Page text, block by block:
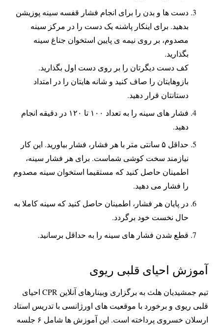
دست ها و بدن را برای انجام فشار قفسه سینه پوزیشن
بدهید. برای اینکار پاشنه یک دست را در مرکز سینه
مصدوم، بر روی نیمه ی پایین استخوان جناغ سینه
بگذارید.
کف دست دیگرتان را بر روی دست اول بگذارید.
بازوهایتان را صاف کنید و شانه هایتان را در امتداد
دستانتان قرار دهید.
فشار های سینه را به تعداد ۱۰۰ تا ۱۲۰ در دقیقه انجام
دهید.
حداقل ۵ سانتی متر با هر فشار، فشار بیاورید. این کار
نیازمند سخت کوشی شماست. برای هر فشار سینه،
اطمینان حاصل کنید که مستقیما استخوان سینه مصدوم
را فشار می دهید.
در پایان هر فشار، اطمینان حاصل کنید که سینه کاملا به
حال نخست خود برگردد.
قطع شدن فشار های سینه را به حداقل برسانید.
آموزش احیای قلبی ریوی
تیم جمشیدیان هلث به برگزاری وبینارهای آنلاین CPR احیای
قلبی ریوی و برخورد با موقعیت های اورژانسی با تدریس استاد
ارسلان خسروی پرداخته است. این آموزش ها شامل ۶ جلسه